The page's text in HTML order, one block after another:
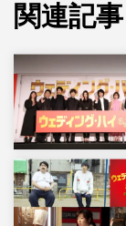
を発揮するバカ
えてろ」（2017
国際映画祭観客
支持を集める大
3年ぶりの映画
知恵と工夫で難
腕ウェディング
関連記事